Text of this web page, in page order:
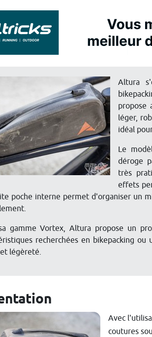
Altura
propose
léger,
idéal
Le
déroge
très
effets
poche interne permet d'organiser un
gamme Vortex, Altura propose un
recherchées en bikepacking
légèreté.
Avec
coutures